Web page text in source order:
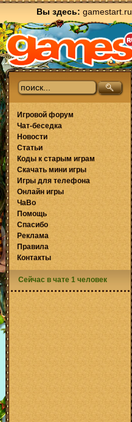
Вы здесь: gamestart.ru
Игровой форум
Чат-беседка
Новости
Статьи
Коды к старым играм
Скачать мини игры
Игры для телефона
Онлайн игры
ЧаВо
Помощь
Спасибо
Реклама
Правила
Контакты
Сейчас в чате 1 человек